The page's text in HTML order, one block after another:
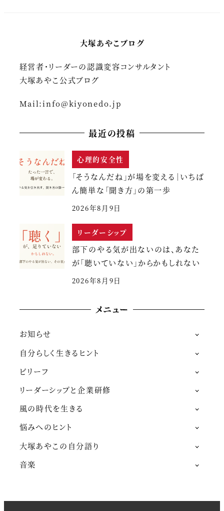
大塚あやこブログ
経営者・リーダーの認識変容コンサルタント
大塚あやこ公式ブログ
Mail:info@kiyonedo.jp
最近の投稿
心理的安全性
「そうなんだね」が場を変える｜いちば
ん簡単な「聞き方」の第一歩
2026年8月9日
リーダーシップ
部下のやる気が出ないのは、あなた
が「聴いていない」からかもしれない
2026年8月9日
メニュー
お知らせ
自分らしく生きるヒント
ビリーフ
リーダーシップと企業研修
風の時代を生きる
悩みへのヒント
大塚あやこの自分語り
音楽